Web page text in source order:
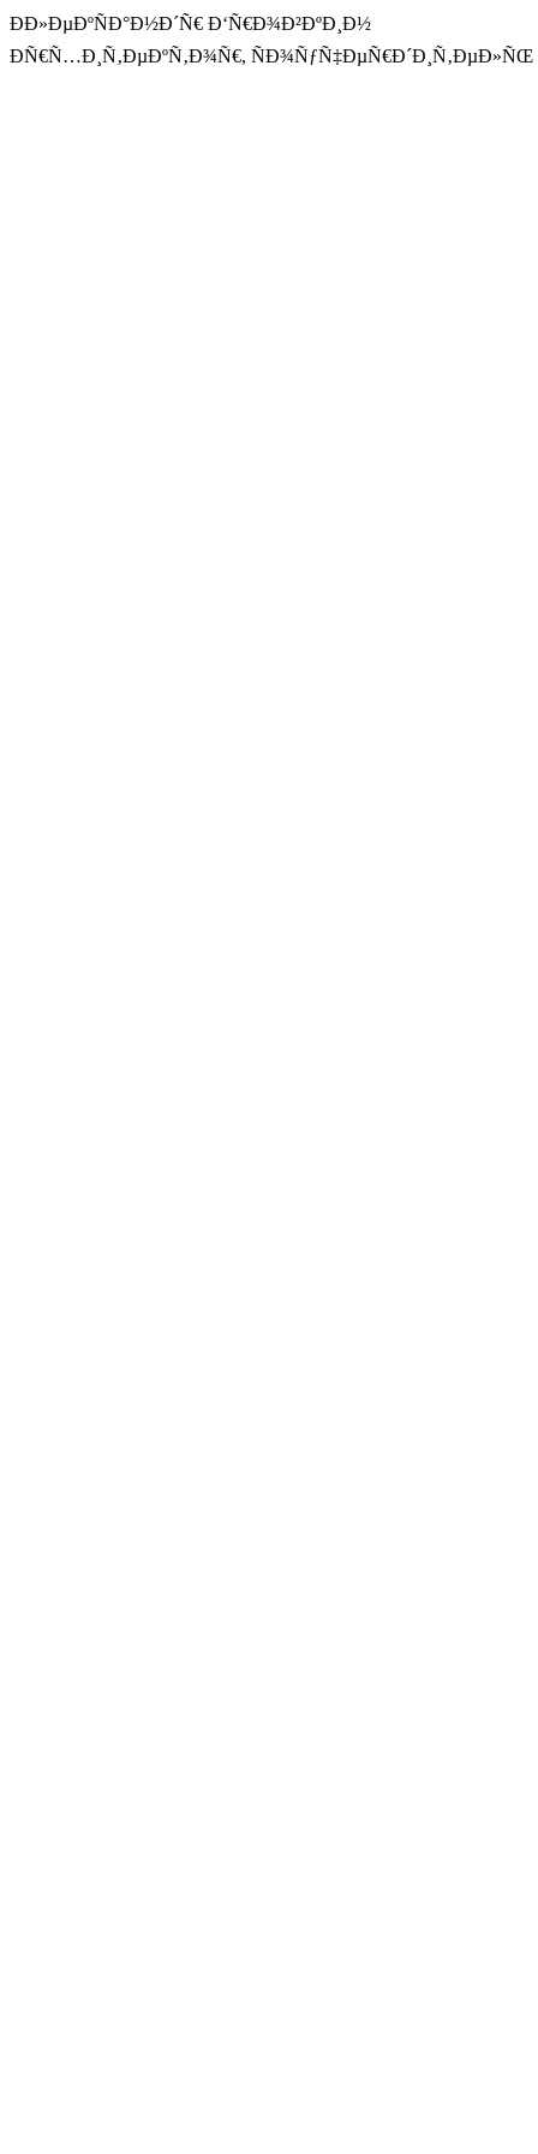
ÐÐ»ÐµÐºÑÐ°Ð½Ð´Ñ€ Ð‘Ñ€Ð¾Ð²ÐºÐ¸Ð½
ÐÑ€Ñ…Ð¸Ñ‚ÐµÐºÑ‚Ð¾Ñ€, ÑÐ¾ÑƒÑ‡ÐµÑ€Ð´Ð¸Ñ‚ÐµÐ»ÑŒ